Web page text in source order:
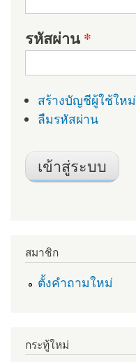
รหัสผ่าน*
สร้างบัญชีผู้ใช้ใหม่
ลืมรหัสผ่าน
สมาชิก
ตั้งคำถามใหม่
กระทู้ใหม่